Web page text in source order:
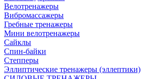
Велотренажеры
Вибромассажеры
Гребные тренажеры
Мини велотренажеры
Сайклы
Спин-байки
Степперы
Эллиптические тренажеры (эллептики)